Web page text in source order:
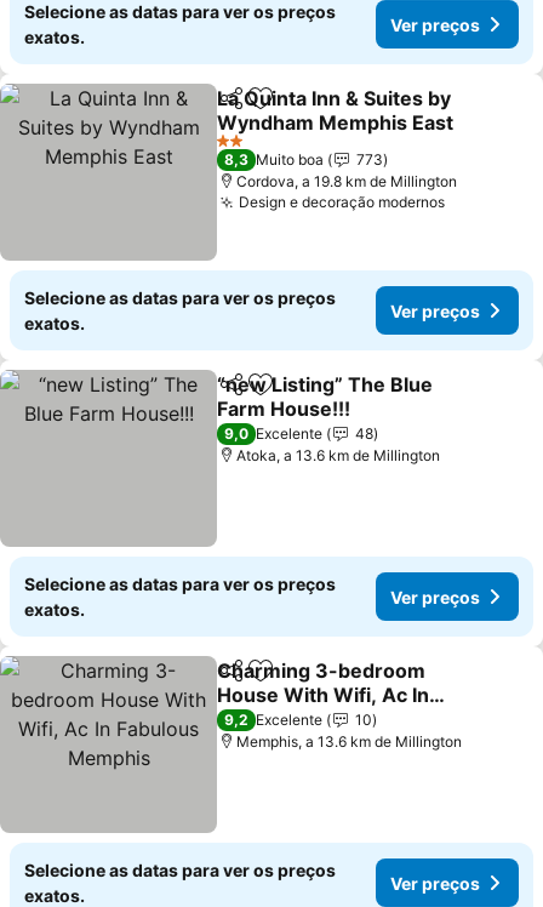
Selecione as datas para ver os preços
exatos.
Ver preços
PartilharAdicionar aos favoritos
La Quinta Inn & Suites by
Wyndham Memphis East
2 Estrelas
8,3 Muito boa
773
Cordova, a 19.8 km de Millington
Design e decoração modernos
Selecione as datas para ver os preços
exatos.
Ver preços
PartilharAdicionar aos favoritos
“new Listing” The Blue
Farm House!!!
9,0 Excelente
48
Atoka, a 13.6 km de Millington
Selecione as datas para ver os preços
exatos.
Ver preços
PartilharAdicionar aos favoritos
Charming 3-bedroom
House With Wifi, Ac In
Fabulous Memphis
9,2 Excelente
10
Memphis, a 13.6 km de Millington
Selecione as datas para ver os preços
exatos.
Ver preços